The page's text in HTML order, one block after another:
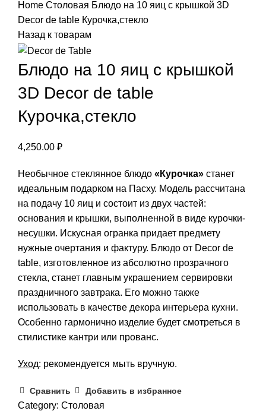
Home Столовая Блюдо на 10 яиц с крышкой 3D
Decor de table Курочка,стекло
Назад к товарам
Блюдо на 10 яиц с крышкой
3D Decor de table
Курочка,стекло
4,250.00 ₽
Необычное стеклянное блюдо «Курочка» станет
идеальным подарком на Пасху. Модель рассчитана
на подачу 10 яиц и состоит из двух частей:
основания и крышки, выполненной в виде курочки-
несушки. Искусная огранка придает предмету
нужные очертания и фактуру. Блюдо от Decor de
table, изготовленное из абсолютно прозрачного
стекла, станет главным украшением сервировки
праздничного завтрака. Его можно также
использовать в качестве декора интерьера кухни.
Особенно гармонично изделие будет смотреться в
стилистике кантри или прованс.
Уход: рекомендуется мыть вручную.
Сравнить Добавить в избранное
Category: Столовая